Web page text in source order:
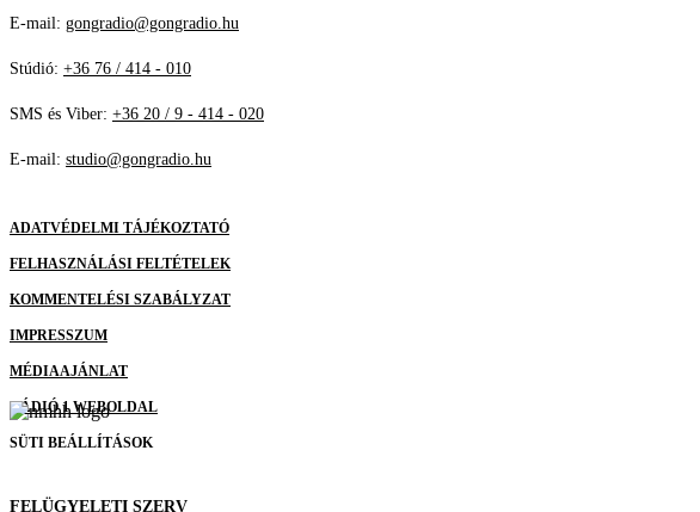
E-mail: gongradio@gongradio.hu
Stúdió: +36 76 / 414 - 010
SMS és Viber: +36 20 / 9 - 414 - 020
E-mail: studio@gongradio.hu
ADATVÉDELMI TÁJÉKOZTATÓ
FELHASZNÁLÁSI FELTÉTELEK
KOMMENTELÉSI SZABÁLYZAT
IMPRESSZUM
MÉDIAAJÁNLAT
RÁDIÓ 1 WEBOLDAL
SÜTI BEÁLLÍTÁSOK
FELÜGYELETI SZERV